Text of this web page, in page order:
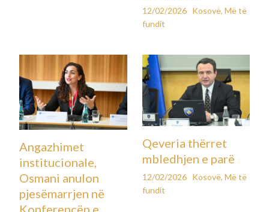
12/02/2026 Kosovë, Më të
fundit
Angazhimet
institucionale,
Osmani anulon
pjesëmarrjen në
Konferencën e
Qeveria thërret
mbledhjen e parë
12/02/2026 Kosovë, Më të
fundit